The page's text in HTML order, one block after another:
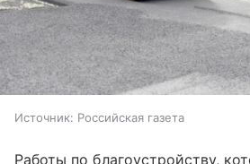
Источник: Российская газета
Работы по благоустройству,